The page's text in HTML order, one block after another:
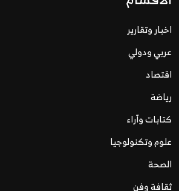
اخبار وتقارير
عربي ودولي
اقتصاد
رياضة
كتابات وآراء
علوم وتكنولوجيا
الصحة
ثقافة وفن